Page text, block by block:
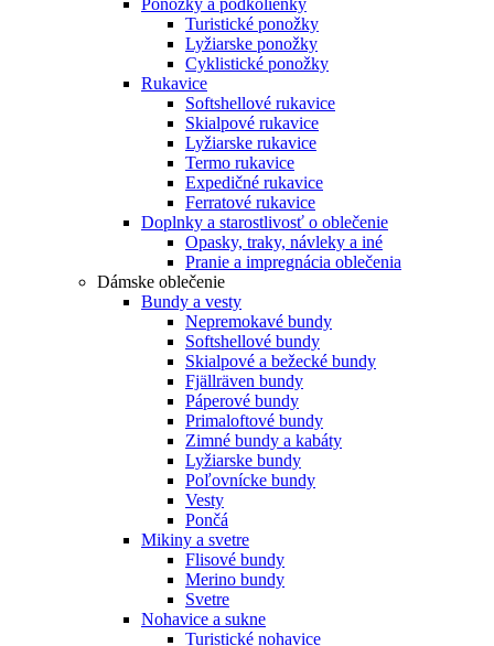
Ponožky a podkolienky
Turistické ponožky
Lyžiarske ponožky
Cyklistické ponožky
Rukavice
Softshellové rukavice
Skialpové rukavice
Lyžiarske rukavice
Termo rukavice
Expedičné rukavice
Ferratové rukavice
Doplnky a starostlivosť o oblečenie
Opasky, traky, návleky a iné
Pranie a impregnácia oblečenia
Dámske oblečenie
Bundy a vesty
Nepremokavé bundy
Softshellové bundy
Skialpové a bežecké bundy
Fjällräven bundy
Páperové bundy
Primaloftové bundy
Zimné bundy a kabáty
Lyžiarske bundy
Poľovnícke bundy
Vesty
Pončá
Mikiny a svetre
Flisové bundy
Merino bundy
Svetre
Nohavice a sukne
Turistické nohavice